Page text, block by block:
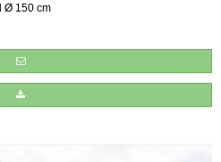
Ø 150 cm